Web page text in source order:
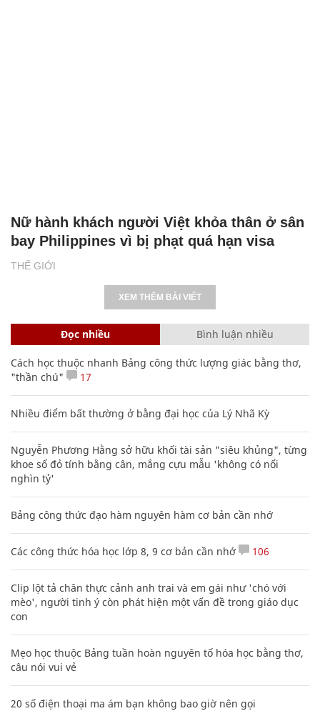
THẾ GIỚI
Nữ hành khách người Việt khỏa thân ở sân
bay Philippines vì bị phạt quá hạn visa
XEM THÊM BÀI VIẾT
Đọc nhiều Bình luận nhiều
Cách học thuộc nhanh Bảng công thức lượng giác bằng thơ,
"thần chú"
17
Nhiều điểm bất thường ở bằng đại học của Lý Nhã Kỳ
Nguyễn Phương Hằng sở hữu khối tài sản "siêu khủng", từng
khoe sổ đỏ tính bằng cân, mắng cựu mẫu 'không có nổi
nghìn tỷ'
Bảng công thức đạo hàm nguyên hàm cơ bản cần nhớ
Các công thức hóa học lớp 8, 9 cơ bản cần nhớ 106
Clip lột tả chân thực cảnh anh trai và em gái như 'chó với
mèo', người tinh ý còn phát hiện một vấn đề trong giáo dục
con
Mẹo học thuộc Bảng tuần hoàn nguyên tố hóa học bằng thơ,
câu nói vui vẻ
20 số điện thoại ma ám bạn không bao giờ nên gọi